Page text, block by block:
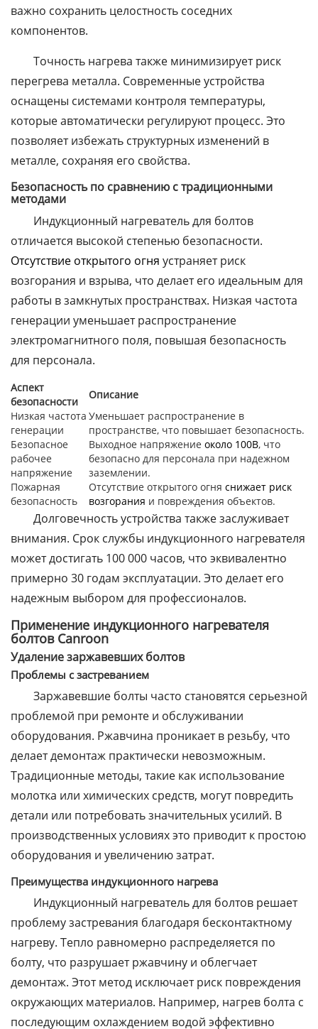
важно сохранить целостность соседних
компонентов.
Точность нагрева также минимизирует риск
перегрева металла. Современные устройства
оснащены системами контроля температуры,
которые автоматически регулируют процесс. Это
позволяет избежать структурных изменений в
металле, сохраняя его свойства.
Безопасность по сравнению с традиционными
методами
Индукционный нагреватель для болтов
отличается высокой степенью безопасности.
Отсутствие открытого огня устраняет риск
возгорания и взрыва, что делает его идеальным для
работы в замкнутых пространствах. Низкая частота
генерации уменьшает распространение
электромагнитного поля, повышая безопасность
для персонала.
Аспект
безопасности
Описание
Низкая частота
генерации
Уменьшает распространение в
пространстве, что повышает безопасность.
Безопасное
рабочее
напряжение
Выходное напряжение около 100В, что
безопасно для персонала при надежном
заземлении.
Пожарная
безопасность
Отсутствие открытого огня снижает риск
возгорания и повреждения объектов.
Долговечность устройства также заслуживает
внимания. Срок службы индукционного нагревателя
может достигать 100 000 часов, что эквивалентно
примерно 30 годам эксплуатации. Это делает его
надежным выбором для профессионалов.
Применение индукционного нагревателя
болтов Canroon
Удаление заржавевших болтов
Проблемы с застреванием
Заржавевшие болты часто становятся серьезной
проблемой при ремонте и обслуживании
оборудования. Ржавчина проникает в резьбу, что
делает демонтаж практически невозможным.
Традиционные методы, такие как использование
молотка или химических средств, могут повредить
детали или потребовать значительных усилий. В
производственных условиях это приводит к простою
оборудования и увеличению затрат.
Преимущества индукционного нагрева
Индукционный нагреватель для болтов решает
проблему застревания благодаря бесконтактному
нагреву. Тепло равномерно распределяется по
болту, что разрушает ржавчину и облегчает
демонтаж. Этот метод исключает риск повреждения
окружающих материалов. Например, нагрев болта с
последующим охлаждением водой эффективно